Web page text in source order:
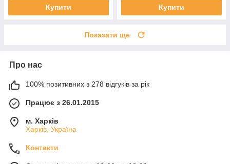
Купити Купити
Показати ще
Про нас
100% позитивних з 278 відгуків за рік
Працює з 26.01.2015
м. Харків
Харків, Україна
Контакти